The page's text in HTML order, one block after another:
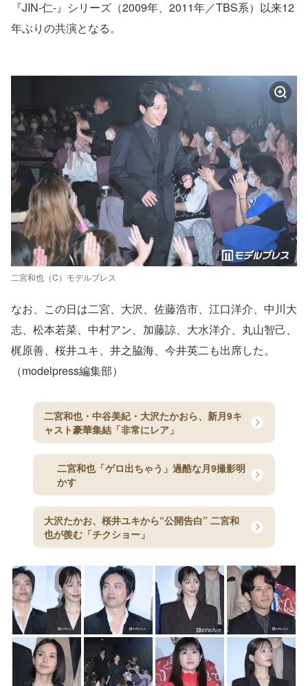
『JIN-仁-』シリーズ（2009年、2011年／TBS系）以来12
年ぶりの共演となる。
二宮和也（C）モデルプレス
なお、この日は二宮、大沢、佐藤浩市、江口洋介、中川大
志、松本若菜、中村アン、加藤諒、大水洋介、丸山智己、
梶原善、桜井ユキ、井之脇海、今井英二も出席した。
（modelpress編集部）
二宮和也・中谷美紀・大沢たかおら、新月9キ
ャスト豪華集結「非常にレア」
二宮和也「ゲロ出ちゃう」過酷な月9撮影明
かす
大沢たかお、桜井ユキから“公開告白” 二宮和
也が羨む「チクショー」